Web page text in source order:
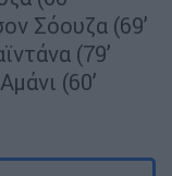
Σόουζα (69’
(79’
(60’